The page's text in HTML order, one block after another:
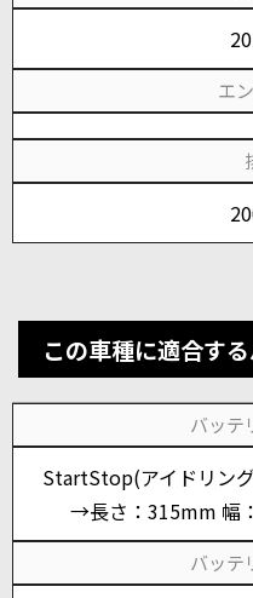
エ
この車種に適合す
バッテ
StartStop(アイドリン
→長さ：315mm 幅
バッテ